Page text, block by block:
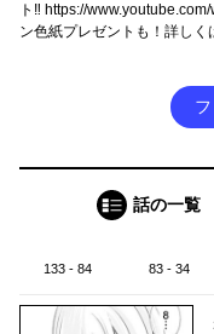
ト‼ https://
ン色紙プレゼントも！詳しく
話の一覧
133 - 84 83 - 34